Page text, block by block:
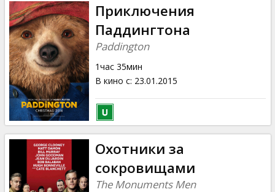
Приключения
Паддингтона
Paddington
1час 35мин
В кино с: 23.01.2015
Охотники за
сокровищами
The Monuments Men